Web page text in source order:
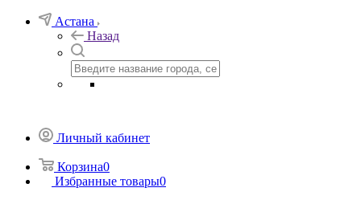
Астана
Назад
Личный кабинет
Корзина0
Избранные товары0